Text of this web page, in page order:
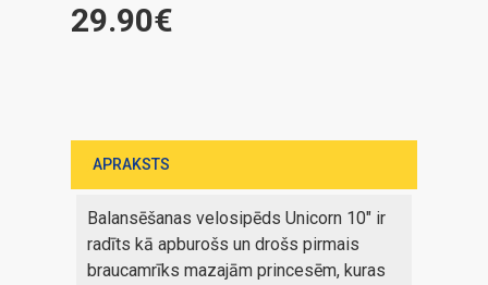
29.90€
APRAKSTS
Balansēšanas velosipēds Unicorn 10" ir
radīts kā apburošs un drošs pirmais
braucamrīks mazajām princesēm, kuras